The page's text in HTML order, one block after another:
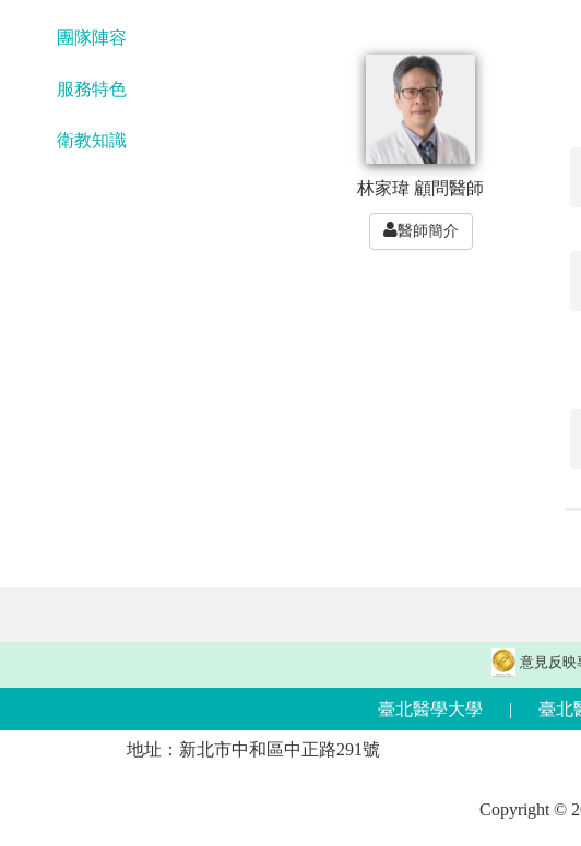
團隊陣容
服務特色
衛教知識
林家瑋 顧問醫師
醫師簡介
意見反映
臺北醫學大學 | 臺北
地址：新北市中和區中正路291號
Copyright ©